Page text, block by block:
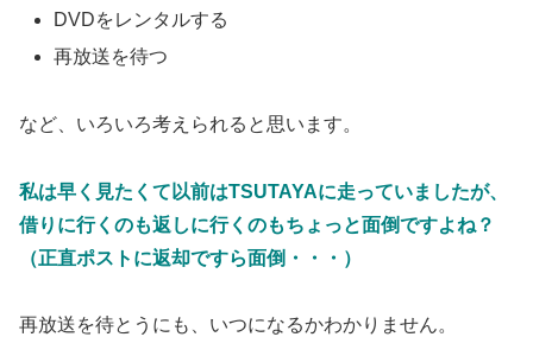
DVDをレンタルする
再放送を待つ
など、いろいろ考えられると思います。
私は早く見たくて以前はTSUTAYAに走っていましたが、
借りに行くのも返しに行くのもちょっと面倒ですよね？
（正直ポストに返却ですら面倒・・・）
再放送を待とうにも、いつになるかわかりません。